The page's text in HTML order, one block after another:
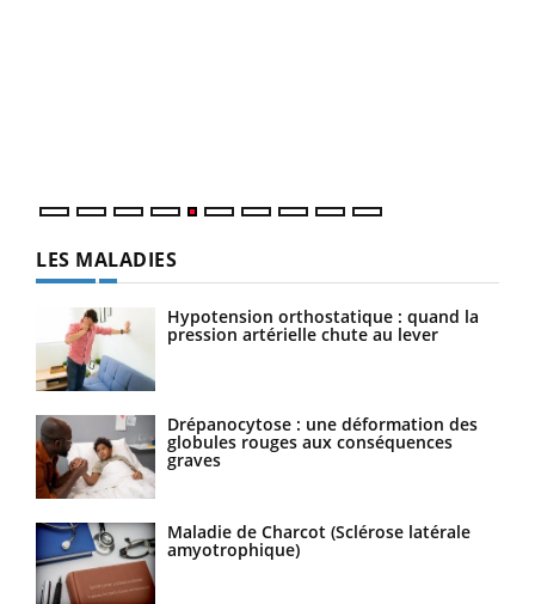
LES MALADIES
Hypotension orthostatique : quand la
pression artérielle chute au lever
Drépanocytose : une déformation des
globules rouges aux conséquences
graves
Maladie de Charcot (Sclérose latérale
amyotrophique)